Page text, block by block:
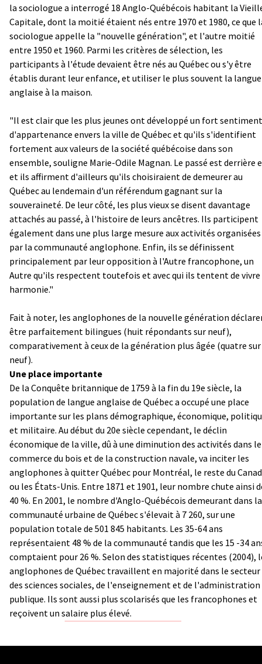
la sociologue a interrogé 18 Anglo-Québécois habitant la
Capitale, dont la moitié étaient nés entre 1970 et 1980, ce que
sociologue appelle la "nouvelle génération", et l'autre moitié
entre 1950 et 1960. Parmi les critères de sélection, les
participants à l'étude devaient être nés au Québec ou s'y être
établis durant leur enfance, et utiliser le plus souvent la langue
anglaise à la maison.
"Il est clair que les plus jeunes ont développé un fort sentiment
d'appartenance envers la ville de Québec et qu'ils s'identifient
fortement aux valeurs de la société québécoise dans son
ensemble, souligne Marie-Odile Magnan. Le passé est derrière
et ils affirment d'ailleurs qu'ils choisiraient de demeurer au
Québec au lendemain d'un référendum gagnant sur la
souveraineté. De leur côté, les plus vieux se disent davantage
attachés au passé, à l'histoire de leurs ancêtres. Ils participent
également dans une plus large mesure aux activités organisées
par la communauté anglophone. Enfin, ils se définissent
principalement par leur opposition à l'Autre francophone, un
Autre qu'ils respectent toutefois et avec qui ils tentent de vivre
harmonie."
Fait à noter, les anglophones de la nouvelle génération
être parfaitement bilingues (huit répondants sur neuf),
comparativement à ceux de la génération plus âgée (quatre sur
neuf).
Une place importante
De la Conquête britannique de 1759 à la fin du 19e siècle, la
population de langue anglaise de Québec a occupé une place
importante sur les plans démographique, économique,
et militaire. Au début du 20e siècle cependant, le déclin
économique de la ville, dû à une diminution des activités dans le
commerce du bois et de la construction navale, va inciter les
anglophones à quitter Québec pour Montréal, le reste du
ou les États-Unis. Entre 1871 et 1901, leur nombre chute ainsi
40 %. En 2001, le nombre d'Anglo-Québécois demeurant dans la
communauté urbaine de Québec s'élevait à 7 260, sur une
population totale de 501 845 habitants. Les 35-64 ans
représentaient 48 % de la communauté tandis que les 15 -34
comptaient pour 26 %. Selon des statistiques récentes (2004),
anglophones de Québec travaillent en majorité dans le secteur
des sciences sociales, de l'enseignement et de l'administration
publique. Ils sont aussi plus scolarisés que les francophones et
reçoivent un salaire plus élevé.